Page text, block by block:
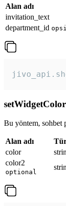
Alan adı
invitation_text
department_id
setWidgetColor
Bu yöntem, sohbet
Alan adı
color
color2
optional